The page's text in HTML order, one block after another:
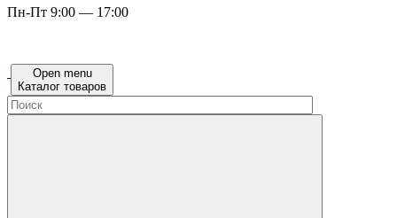
Пн-Пт 9:00 — 17:00
Open menu
Каталог товаров